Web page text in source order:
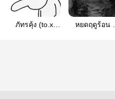
ภัทรคุ้ง (to.x
หยดฤดูร้อน -